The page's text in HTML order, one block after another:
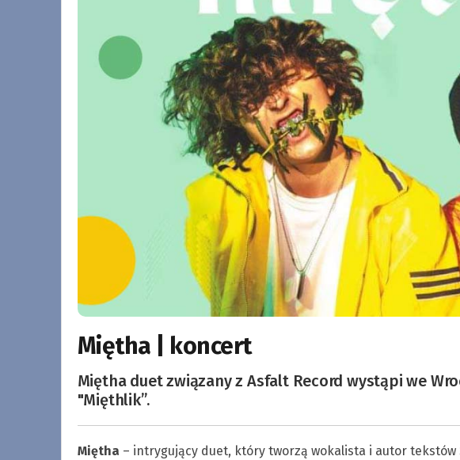
Miętha | koncert
Miętha duet związany z Asfalt Record wystąpi we
"Mięthlik”.
Miętha – intrygujący duet, który tworzą wokalista i autor tekstów